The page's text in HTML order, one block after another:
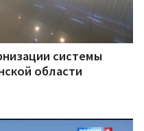
системы
области